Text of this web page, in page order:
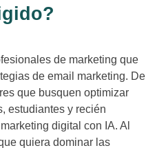
de marketing que
de email marketing. De
que busquen optimizar
estudiantes y recién
digital con IA. Al
quiera dominar las